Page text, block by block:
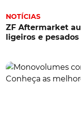
NOTÍCIAS
ZF Aftermarket
ligeiros e pesados